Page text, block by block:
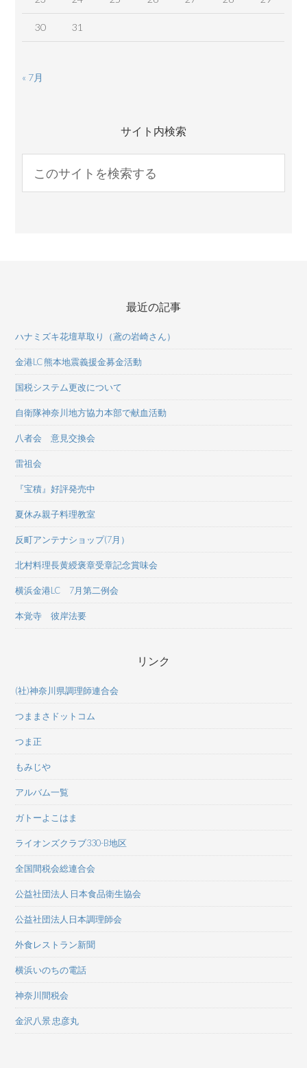
30 31
« 7月
サイト内検索
最近の記事
ハナミズキ花壇草取り（鳶の岩崎さん）
金港LC 熊本地震義援金募金活動
国税システム更改について
自衛隊神奈川地方協力本部で献血活動
八者会 意見交換会
雷祖会
『宝積』好評発売中
夏休み親子料理教室
反町アンテナショップ(7月）
北村料理長黄綬褒章受章記念賞味会
横浜金港LC 7月第二例会
本覚寺 彼岸法要
リンク
(社)神奈川県調理師連合会
つままさドットコム
つま正
もみじや
アルバム一覧
ガトーよこはま
ライオンズクラブ330-B地区
全国間税会総連合会
公益社団法人 日本食品衛生協会
公益社団法人日本調理師会
外食レストラン新聞
横浜いのちの電話
神奈川間税会
金沢八景 忠彦丸